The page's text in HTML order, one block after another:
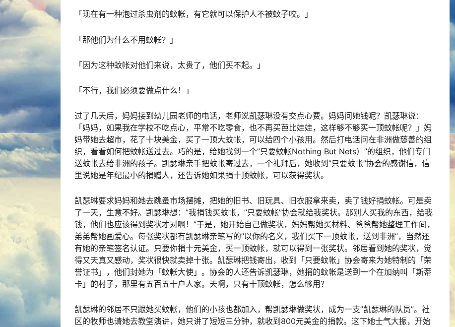
「现在有一种泡过杀虫剂的蚊帐，有它就可以保护人不被蚊子咬。」
「那他们为什么不用蚊帐？」
「因为这种蚊帐对他们来说，太贵了，他们买不起。」
「不行，我们必须要做点什么！」
过了几天后，妈妈接到幼儿园老师的电话，老师说凯瑟琳没有交点心费。妈妈问她钱呢？凯瑟琳说：
「妈妈，如果我在学校不吃点心，平常不吃零食，也不再买芭比娃娃，这样够不够买一顶蚊帐呢？」妈
妈带她去超市，花了十块美金，买了一顶大蚊帐，可以给四个小孩用。然后打电话问在非洲做慈善的组
织，看看如何把蚊帐送过去。巧的是，给她找到一个”只要蚊帐Nothing But Nets）”的组织，他们专门
送蚊帐去给非洲的孩子。凯瑟琳亲手把蚊帐寄过去，一个礼拜后，她收到”只要蚊帐”协会的感谢信，信
里说她是年纪最小的捐赠人，还告诉她如果捐十顶蚊帐，可以获得奖状。
凯瑟琳要求妈妈和她去跳蚤市场摆摊，把她的旧书、旧玩具、旧衣服拿来卖，卖了钱好捐蚊帐。可是卖
了一天，生意不好。凯瑟琳想：”我捐钱买蚊帐，”只要蚊帐”协会就给我奖状。那别人买我的东西，给我
钱，他们也应该得到奖状才对啊！”于是，她开始自己做奖状，妈妈帮她买材料、爸爸帮她整理工作间，
弟弟帮她画爱心。每张奖状都有凯瑟琳亲笔写的”以你的名义，我们买下一顶蚊帐，送到非洲”，当然还
有她的亲笔签名认证。只要你捐十元美金，买一顶蚊帐，就可以得到一张奖状。邻居看到她的奖状，觉
得又天真又感动，奖状很快就卖掉十张。凯瑟琳把钱寄出，收到「只要蚊帐」协会寄来为她特制的「荣
誉证书」，他们封她为「蚊帐大使」。协会的人还告诉凯瑟琳，她捐的蚊帐是送到一个在加纳叫「斯蒂
卡」的村子，那里有五百五十户人家。天啊，只有十顶蚊帐，怎么够用？
凯瑟琳的邻居不只跟她买蚊帐，他们的小孩也都加入，帮凯瑟琳做奖状，成为一支”凯瑟琳的队员”。社
区的牧师也请她去教堂演讲，她只讲了短短三分钟，就收到800元美金的捐款。这下她士气大振，开始